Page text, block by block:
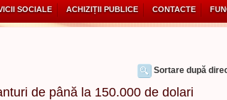
SOCIALE ACHIZIȚII PUBLICE CONTACTE
Sortare după
de până la 150.000 de dolari